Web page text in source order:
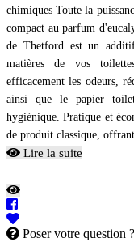
chimiques Toute la
compact au parfum
de Thetford est un
matières de vos
efficacement les odeurs,
ainsi que le papier
hygiénique. Pratique et
de produit classique,
Lire la suite
Poser votre question ?